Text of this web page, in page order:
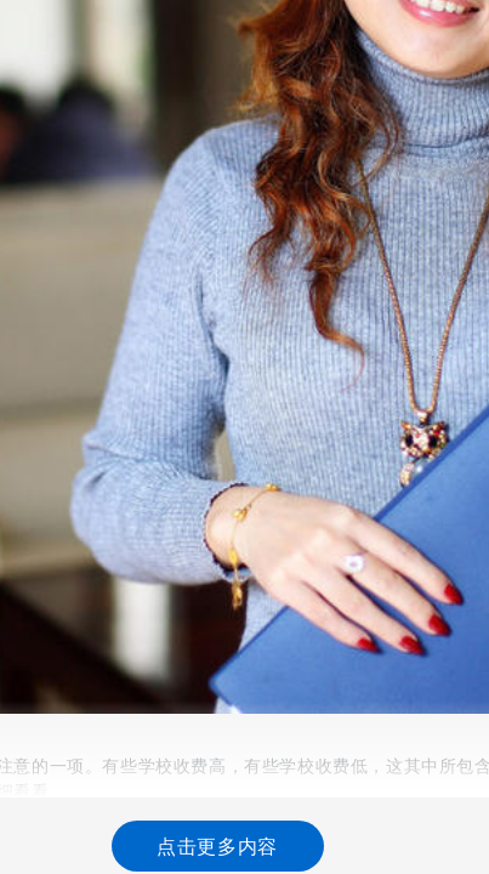
的一项。有些学校收费高，有些学校收费低，这其中所
点击更多内容